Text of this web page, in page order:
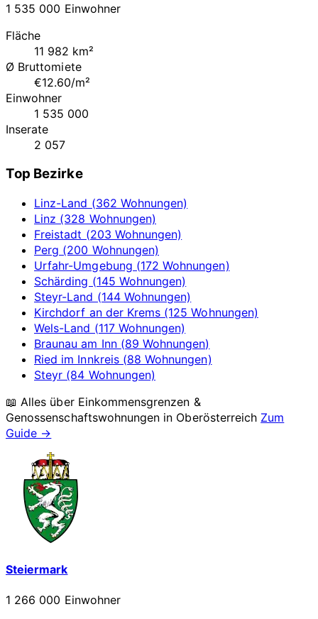
1 535 000 Einwohner
Fläche
11 982 km²
Ø Bruttomiete
€12.60/m²
Einwohner
1 535 000
Inserate
2 057
Top Bezirke
Linz-Land (362 Wohnungen)
Linz (328 Wohnungen)
Freistadt (203 Wohnungen)
Perg (200 Wohnungen)
Urfahr-Umgebung (172 Wohnungen)
Schärding (145 Wohnungen)
Steyr-Land (144 Wohnungen)
Kirchdorf an der Krems (125 Wohnungen)
Wels-Land (117 Wohnungen)
Braunau am Inn (89 Wohnungen)
Ried im Innkreis (88 Wohnungen)
Steyr (84 Wohnungen)
📖 Alles über Einkommensgrenzen &
Genossenschaftswohnungen in Oberösterreich Zum
Guide →
Steiermark
1 266 000 Einwohner